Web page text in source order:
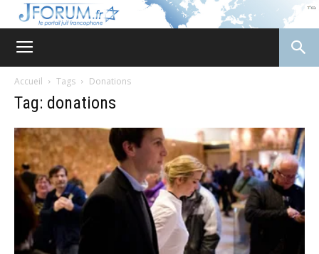
Accueil Tags Donations
Tag: donations